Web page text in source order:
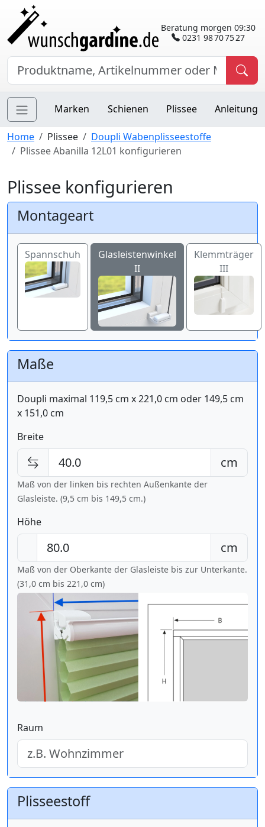
Beratung morgen 09:30
0231 98 70 75 27
Marken Schienen Plissee Anleitung
Home Plissee
Doupli Wabenplisseestoffe
Plissee Abanilla 12L01 konfigurieren
Plissee konfigurieren
Montageart
Spannschuh
Glasleistenwinkel
II
Klemmträger
III
Maße
Doupli maximal 119,5 cm x 221,0 cm oder 149,5 cm
x 151,0 cm
Breite
cm
Maß von der linken bis rechten Außenkante der
Glasleiste. (9,5 cm bis 149,5 cm.)
Höhe
cm
Maß von der Oberkante der Glasleiste bis zur Unterkante.
(31,0 cm bis 221,0 cm)
Raum
Plisseestoff